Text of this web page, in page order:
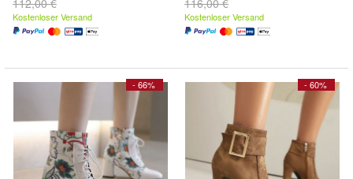
112,00 €
Kostenloser Versand
116,00 €
Kostenloser Versand
- 66% - 60%